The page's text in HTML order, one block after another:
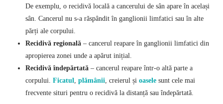
De exemplu, o recidivă locală a cancerului de sân apare în același
sân. Cancerul nu s-a răspândit în ganglionii limfatici sau în alte
părți ale corpului.
Recidivă regională – cancerul reapare în ganglionii limfatici din
apropierea zonei unde a apărut inițial.
Recidivă îndepărtată – cancerul reapare într-o altă parte a
corpului. Ficatul, plămânii, creierul și oaselesunt cele mai
frecvente situri pentru o recidivă la distanță sau îndepărtată.